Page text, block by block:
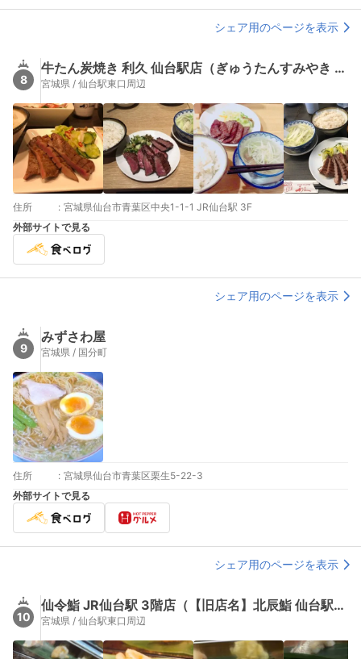
シェア用のページを表示
8
牛たん炭焼き 利久 仙台駅店（ぎゅうたんすみやき りきゅう）
宮城県 / 仙台駅東口周辺
住所 : 宮城県仙台市青葉区中央1-1-1 JR仙台駅 3F
外部サイトで見る
シェア用のページを表示
9
みずさわ屋
宮城県 / 国分町
住所 : 宮城県仙台市青葉区栗生5-22-3
外部サイトで見る
シェア用のページを表示
10
仙令鮨 JR仙台駅 3階店（【旧店名】北辰鮨 仙台駅鮨通り店）
宮城県 / 仙台駅東口周辺